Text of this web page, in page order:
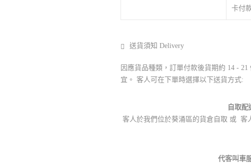
卡付
送貨須知 Delivery
因應貨品種類，訂單付款後貨期約 14 -
宜。 客人可在下單時選擇以下送貨方式:
自取
客人於我們位於葵涌區的貨倉自取 或 客
代客叫車